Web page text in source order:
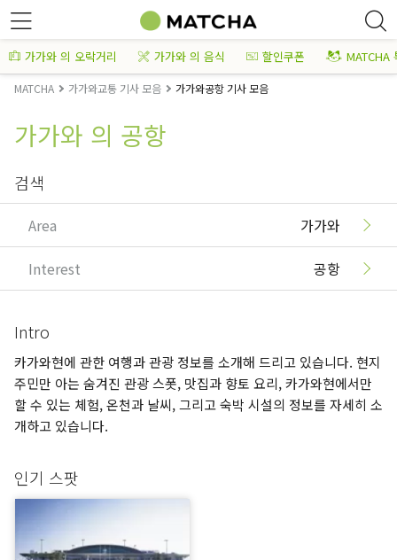
가가와 의 오락거리 가가와 의 음식 할인쿠폰 MATCHA
MATCHA 가가와교통 기사 모음 가가와공항 기사 모음
가가와 의 공항
검색
Area 가가와
Interest 공항
Intro
카가와현에 관한 여행과 관광 정보를 소개해 드리고 있습니다. 현지
주민만 아는 숨겨진 관광 스폿, 맛집과 향토 요리, 카가와현에서만
할 수 있는 체험, 온천과 날씨, 그리고 숙박 시설의 정보를 자세히 소
개하고 있습니다.
인기 스팟